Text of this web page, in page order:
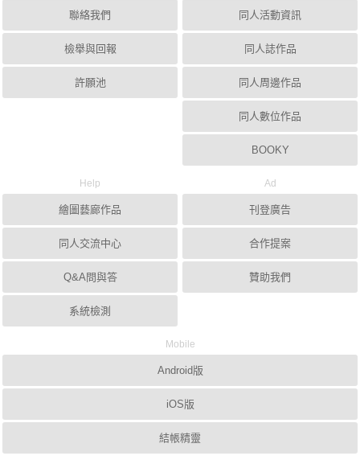
聯絡我們
檢舉與回報
許願池
同人活動資訊
同人誌作品
同人周邊作品
同人數位作品
BOOKY
Help
繪圖藝廊作品
同人交流中心
Q&A問與答
系統檢測
Ad
刊登廣告
合作提案
贊助我們
Mobile
Android版
iOS版
結帳精靈